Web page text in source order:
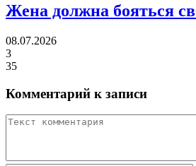
Жена должна бояться
08.07.2026
3
35
Комментарий к записи